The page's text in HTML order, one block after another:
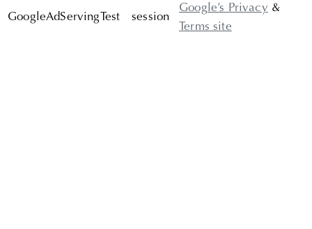
GoogleAdServingTest session
Google’s Privacy&
Terms site